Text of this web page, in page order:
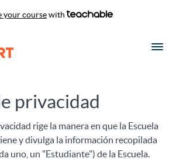
your coursewith
privacidad
rige la manera en que la Escuela
y divulga la información recopilada
uno, un "Estudiante") de la Escuela.